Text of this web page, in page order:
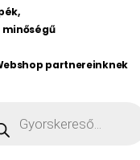
partnereinknek